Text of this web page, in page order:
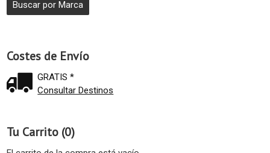
Costes de Envío
GRATIS *
Consultar Destinos
Tu Carrito (0)